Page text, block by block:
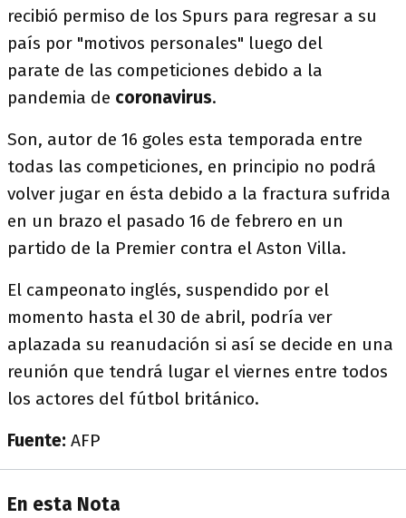
recibió permiso de los Spurs para regresar a su
país por "motivos personales" luego del
parate de las competiciones debido a la
pandemia de coronavirus.
Son, autor de 16 goles esta temporada entre
todas las competiciones, en principio no podrá
volver jugar en ésta debido a la fractura sufrida
en un brazo el pasado 16 de febrero en un
partido de la Premier contra el Aston Villa.
El campeonato inglés, suspendido por el
momento hasta el 30 de abril, podría ver
aplazada su reanudación si así se decide en una
reunión que tendrá lugar el viernes entre todos
los actores del fútbol británico.
Fuente: AFP
En esta Nota